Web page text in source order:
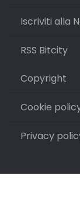
Iscriviti alla
RSS Bitcity
Copyright
Cookie
Privacy